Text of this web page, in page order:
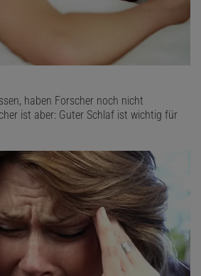
haben Forscher noch nicht
ist aber: Guter Schlaf ist wichtig für